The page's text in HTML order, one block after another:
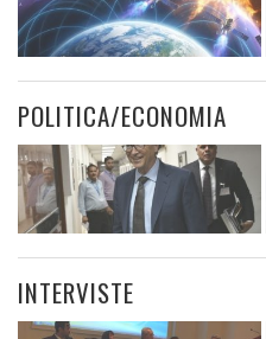
POLITICA/ECONOMIA
INTERVISTE